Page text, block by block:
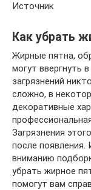
Источник
Как убрать
Жирные пятна,
могут ввергнуть
загрязнений
сложно, в
декоративные
Загрязнения
после
вниманию
убрать жирное
помогут вам